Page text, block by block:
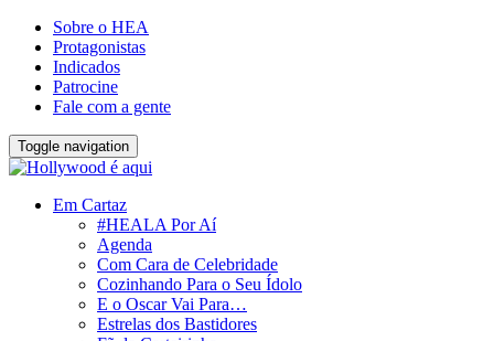
Sobre o HEA
Protagonistas
Indicados
Patrocine
Fale com a gente
Toggle navigation
Em Cartaz
#HEALA Por Aí
Agenda
Com Cara de Celebridade
Cozinhando Para o Seu Ídolo
E o Oscar Vai Para…
Estrelas dos Bastidores